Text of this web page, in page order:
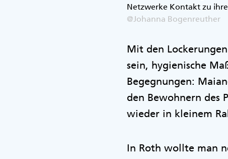
Netzwerke Kontakt zu
@Johanna Bogenreuther
Mit den
sein, hygienische
Begegnungen:
den Bewohnern des
wieder in kleinem
In Roth wollte man